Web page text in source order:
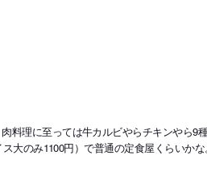
料理に至っては牛カルビやらチキンやら9
大のみ1100円）で普通の定食屋くらいか